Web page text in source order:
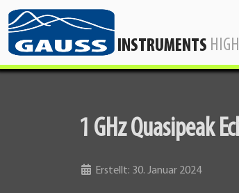
INSTRUMENTS
1 GHz Quasipeak
DetailsErstellt: 30. Januar 2024